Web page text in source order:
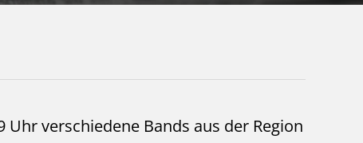
verschiedene Bands aus der Region